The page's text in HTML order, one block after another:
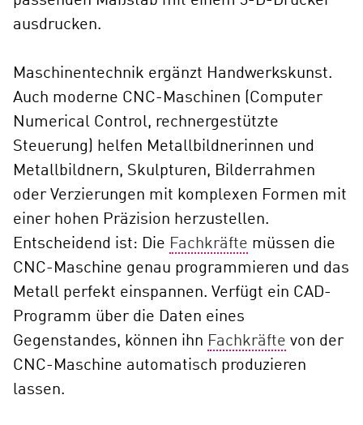
ausdrucken.
Maschinentechnik ergänzt Handwerkskunst.
Auch moderne CNC-Maschinen (Computer
Numerical Control, rechnergestützte
Steuerung) helfen Metallbildnerinnen und
Metallbildnern, Skulpturen, Bilderrahmen
oder Verzierungen mit komplexen Formen mit
einer hohen Präzision herzustellen.
Entscheidend ist: Die Fachkräfte müssen die
CNC-Maschine genau programmieren und das
Metall perfekt einspannen. Verfügt ein CAD-
Programm über die Daten eines
Gegenstandes, können ihn Fachkräfte von der
CNC-Maschine automatisch produzieren
lassen.